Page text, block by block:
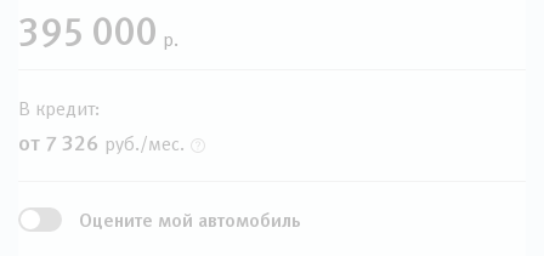
395 000 р.
В кредит:
от 7 326 руб./мес.
Оцените мой автомобиль